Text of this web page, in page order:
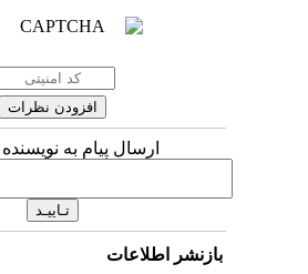
ارسال پیام به نویسنده
بازنشر اطلاعات